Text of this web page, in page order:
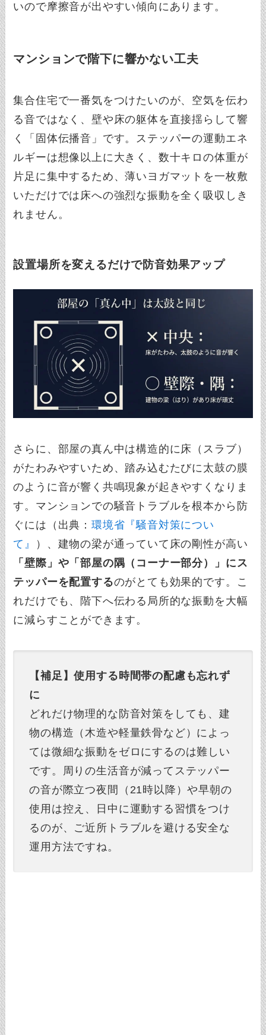
いので摩擦音が出やすい傾向にあります。
マンションで階下に響かない工夫
集合住宅で一番気をつけたいのが、空気を伝わ
る音ではなく、壁や床の躯体を直接揺らして響
く「固体伝播音」です。ステッパーの運動エネ
ルギーは想像以上に大きく、数十キロの体重が
片足に集中するため、薄いヨガマットを一枚敷
いただけでは床への強烈な振動を全く吸収しき
れません。
設置場所を変えるだけで防音効果アップ
さらに、部屋の真ん中は構造的に床（スラブ）
がたわみやすいため、踏み込むたびに太鼓の膜
のように音が響く共鳴現象が起きやすくなりま
す。マンションでの騒音トラブルを根本から防
ぐには（出典：環境省『騒音対策につい
て』
）、建物の梁が通っていて床の剛性が高い
「壁際」や「部屋の隅（コーナー部分）」にス
テッパーを配置するのがとても効果的です。こ
れだけでも、階下へ伝わる局所的な振動を大幅
に減らすことができます。
【補足】使用する時間帯の配慮も忘れず
に
どれだけ物理的な防音対策をしても、建
物の構造（木造や軽量鉄骨など）によっ
ては微細な振動をゼロにするのは難しい
です。周りの生活音が減ってステッパー
の音が際立つ夜間（21時以降）や早朝の
使用は控え、日中に運動する習慣をつけ
るのが、ご近所トラブルを避ける安全な
運用方法ですね。